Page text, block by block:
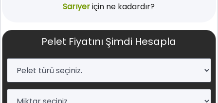
Sarıyeriçin ne kadardır?
Pelet Fiyatını Şimdi Hesapla